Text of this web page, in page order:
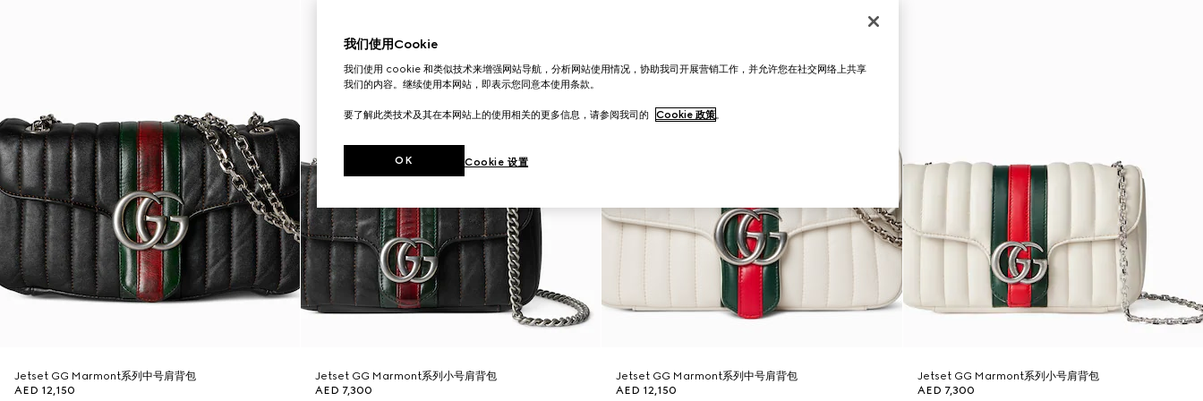
Jetset GG Marmont系列中号肩背包
AED 12,150
Jetset GG Marmont系列小号肩背包
AED 7,300
Jetset GG Marmont系列中号肩背包
AED 12,150
Jetset GG Marmont系列小号肩背包
AED 7,300
我们使用Cookie
我们使用 cookie 和类似技术来增强网站导航，分析网站使用情况，协助我司开展营销工作，并允许您在社交网络上共享
我们的内容。继续使用本网站，即表示您同意本使用条款。
要了解此类技术及其在本网站上的使用相关的更多信息，请参阅我司的 Cookie 政策。
Cookie 设置
OK